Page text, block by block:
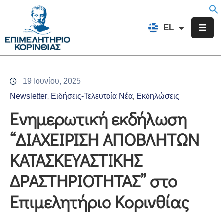
EL
FR
Επιμελητήριο
Υπηρεσίες
Προγράμματα
Δράσεις
Εκδηλώσεις
Επικοινωνία
19 Ιουνίου, 2025
Newsletter Ειδήσεις-Τελευταία Νέα Εκδηλώσεις
Ενημερωτική εκδήλωση
“ΔΙΑΧΕΙΡΙΣΗ ΑΠΟΒΛΗΤΩΝ
ΚΑΤΑΣΚΕΥΑΣΤΙΚΗΣ
ΔΡΑΣΤΗΡΙΟΤΗΤΑΣ” στο
Επιμελητήριο Κορινθίας